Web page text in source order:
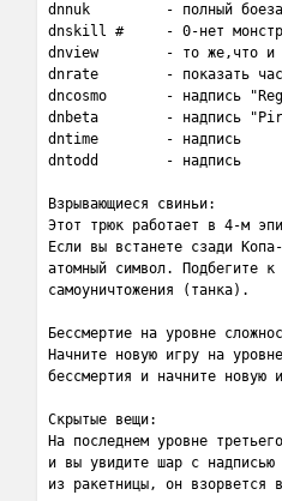
dnnuk         - полный
dnskill #     - 0-нет
dnview        - то же,что и
dnrate        - показать
dncosmo       - надпись
dnbeta        - надпись
dntime        - надпись
dntodd        - надпись
Взрывающиеся свиньи:
Этот трюк работает в 4-м
Если вы встанете сзади
атомный символ. Подбегите
самоуничтожения (танка).
Бессмертие на уровне
Начните новую игру на
бессмертия и начните новую
Скрытые вещи:
На последнем уровне
и вы увидите шар с
из ракетницы, он взорвется